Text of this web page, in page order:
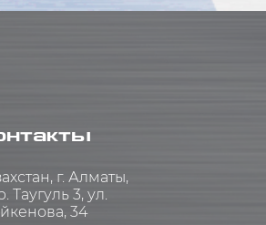
г. Алматы,
Таугуль 3, ул.
34